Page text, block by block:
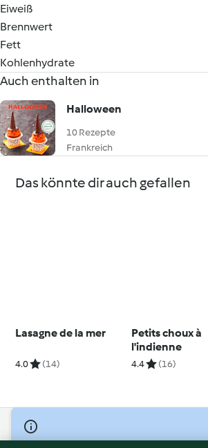
Eiweiß
Brennwert
Fett
Kohlenhydrate
Auch enthalten in
Halloween
10 Rezepte
Frankreich
Das könnte dir auch gefallen
Lasagne de la mer
4.0 (14)
Petits choux à
l'indienne
4.4 (16)
© Copyright 2026